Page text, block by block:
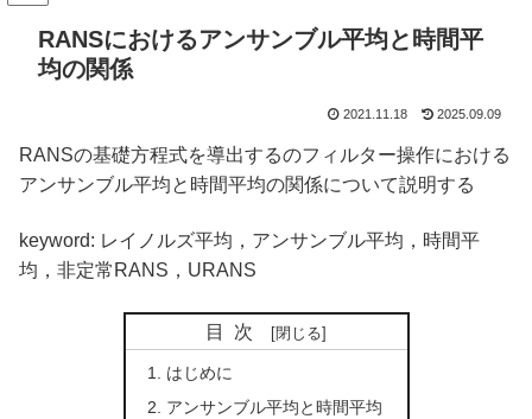
RANSにおけるアンサンブル平均と時間平
均の関係
2021.11.18 2025.09.09
RANSの基礎方程式を導出するのフィルター操作における
アンサンブル平均と時間平均の関係について説明する
keyword: レイノルズ平均，アンサンブル平均，時間平
均，非定常RANS，URANS
目次
はじめに
アンサンブル平均と時間平均